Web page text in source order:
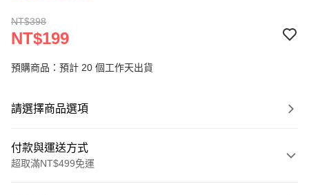
NT$398
NT$199
預購商品：預計 20 個工作天出貨
請選擇商品選項
付款與運送方式
超取滿NT$499免運